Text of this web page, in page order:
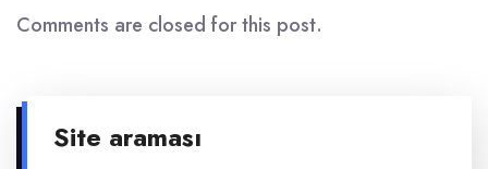
Comments are closed for this post.
Site araması